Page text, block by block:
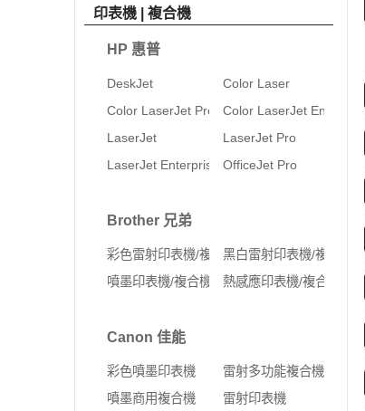
印表機 | 複合機
HP 惠普
DeskJet
Color Laser
Color LaserJet Pro
Color LaserJet
LaserJet
LaserJet Pro
LaserJet Enterprise
OfficeJet Pro
Brother 兄弟
彩色雷射印表機/複合機黑白雷射印表機/複合機
噴墨印表機/複合機
熱感應印表機/複合機
Canon 佳能
彩色噴墨印表機
雷射多功能複合機
噴墨商用複合機
雷射印表機